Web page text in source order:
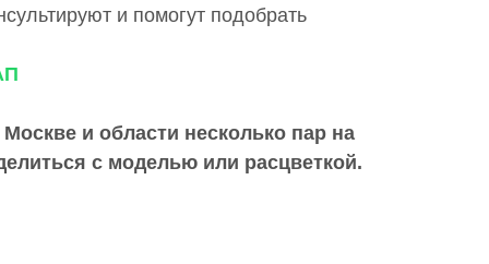
и помогут подобрать
и области несколько пар на
с моделью или расцветкой.